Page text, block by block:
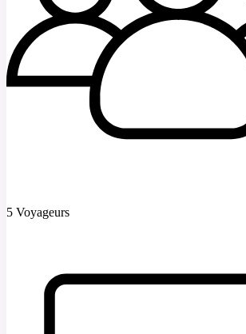
5 Voyageurs